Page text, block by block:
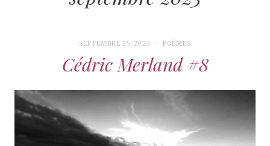
SEPTEMBRE 25, 2023 POÈMES
Cédric Merland #8